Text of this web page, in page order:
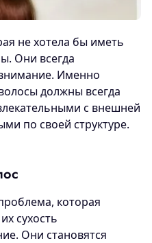
не хотела бы иметь
Они всегда
Именно
должны всегда
с внешней
по своей структуре.
которая
сухость
Они становятся